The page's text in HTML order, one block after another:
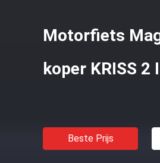
Motorfiets
koper KRISS 2
Beste Prijs